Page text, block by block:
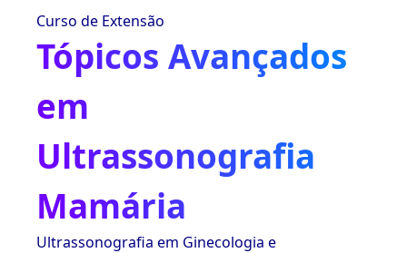
Curso de Extensão
Tópicos Avançados
em
Ultrassonografia
Mamária
Ultrassonografia em Ginecologia e